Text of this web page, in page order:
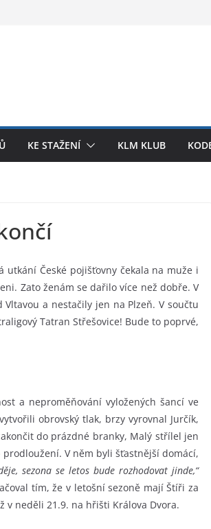
KE STAŽENÍ KLM KLUB
utkání České pojišťovny čekala na muže i
Zato ženám se dařilo více než dobře. V
a nestačily jen na Plzeň. V součtu
Tatran Střešovice! Bude to poprvé,
a neproměňování vyložených šancí ve
obrovský tlak, brzy vyrovnal Jurčík,
do prázdné branky, Malý střílel jen
V něm byli šťastnější domácí,
sezona se letos bude rozhodovat jinde,“
tím, že v letošní sezoně mají Štíři za
neděli 21.9. na hřišti Králova Dvora.